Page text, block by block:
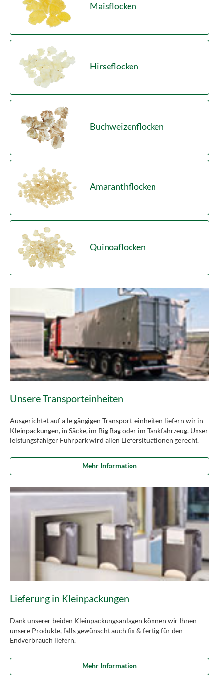
Maisflocken
Hirseflocken
Buchweizenflocken
Amaranthflocken
Quinoaflocken
Unsere Transporteinheiten
Ausgerichtet auf alle gängigen Transport-einheiten liefern wir in
Kleinpackungen, in Säcke, im Big Bag oder im Tankfahrzeug. Unser
leistungsfähiger Fuhrpark wird allen Liefersituationen gerecht.
Mehr Information
Lieferung in Kleinpackungen
Dank unserer beiden Kleinpackungsanlagen können wir Ihnen
unsere Produkte, falls gewünscht auch fix & fertig für den
Endverbrauch liefern.
Mehr Information